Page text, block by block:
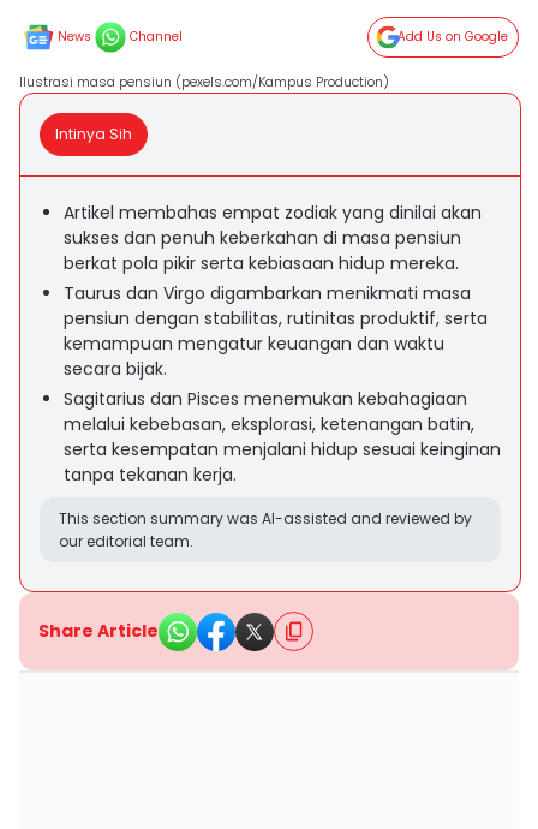
News Channel Add Us on Google
Ilustrasi masa pensiun (pexels.com/Kampus Production)
Intinya Sih
Artikel membahas empat zodiak yang dinilai akan
sukses dan penuh keberkahan di masa pensiun
berkat pola pikir serta kebiasaan hidup mereka.
Taurus dan Virgo digambarkan menikmati masa
pensiun dengan stabilitas, rutinitas produktif, serta
kemampuan mengatur keuangan dan waktu
secara bijak.
Sagitarius dan Pisces menemukan kebahagiaan
melalui kebebasan, eksplorasi, ketenangan batin,
serta kesempatan menjalani hidup sesuai keinginan
tanpa tekanan kerja.
This section summary was AI-assisted and reviewed by
our editorial team.
Share Article